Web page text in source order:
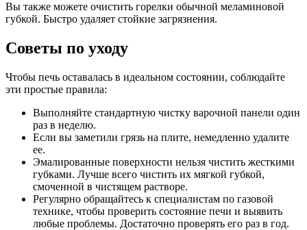
Вы также можете очистить горелки обычной меламиновой
губкой. Быстро удаляет стойкие загрязнения.
Советы по уходу
Чтобы печь оставалась в идеальном состоянии, соблюдайте
эти простые правила:
Выполняйте стандартную чистку варочной панели один
раз в неделю.
Если вы заметили грязь на плите, немедленно удалите
ее.
Эмалированные поверхности нельзя чистить жесткими
губками. Лучше всего чистить их мягкой губкой,
смоченной в чистящем растворе.
Регулярно обращайтесь к специалистам по газовой
технике, чтобы проверить состояние печи и выявить
любые проблемы. Достаточно проверять его раз в год.